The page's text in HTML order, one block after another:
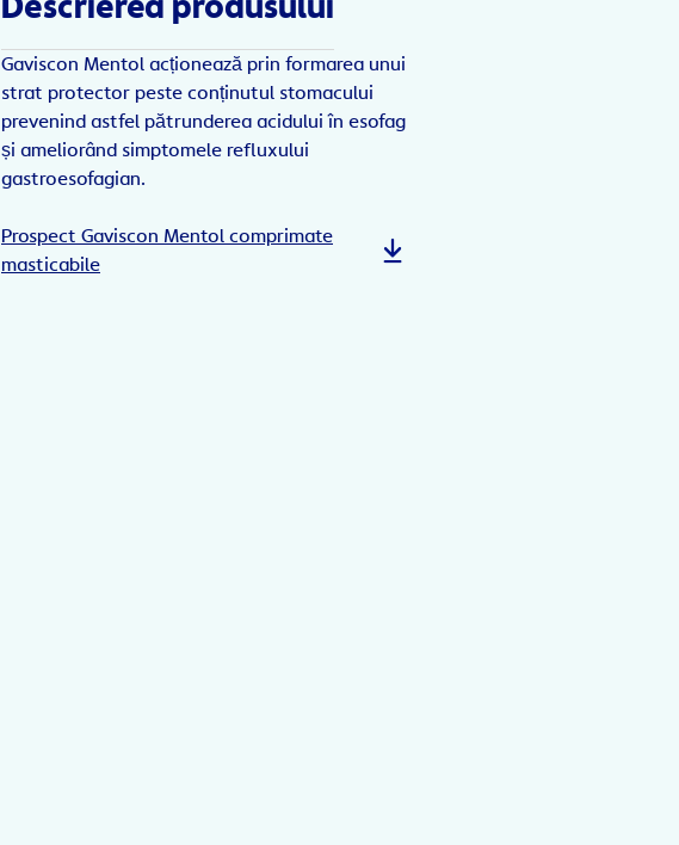
Descrierea produsului
Gaviscon Mentol acționează prin formarea unui
strat protector peste conținutul stomacului
prevenind astfel pătrunderea acidului în esofag
și ameliorând simptomele refluxului
gastroesofagian.
Prospect Gaviscon Mentol comprimate
masticabile